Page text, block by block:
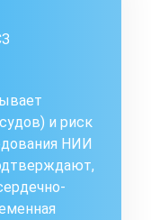
и риск
НИИ